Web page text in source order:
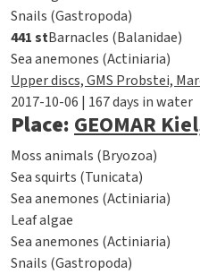
Snails (Gastropoda)
441 stBarnacles (Balanidae)
Sea anemones (Actiniaria)
Upper discs, GMS Probstei,
2017-10-06 | 167 days in water
Place:GEOMAR
Moss animals (Bryozoa)
Sea squirts (Tunicata)
Sea anemones (Actiniaria)
Leaf algae
Sea anemones (Actiniaria)
Snails (Gastropoda)